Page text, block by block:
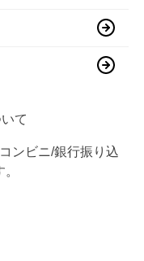
て
ンビニ/銀行振り込